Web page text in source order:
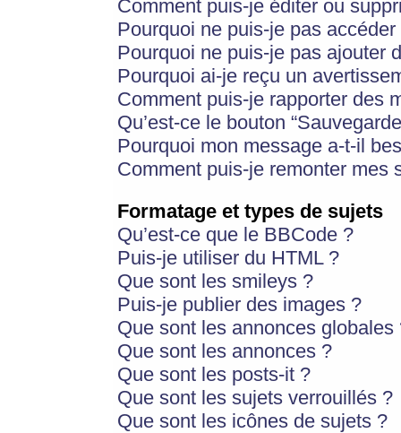
Comment puis-je éditer ou
Pourquoi ne puis-je pas
Pourquoi ne puis-je pas ajouter
Pourquoi ai-je reçu un
Comment puis-je rapporter des
Qu’est-ce le bouton
Pourquoi mon message a-t-il
Comment puis-je remonter mes
Formatage et types de sujets
Qu’est-ce que le BBCode ?
Puis-je utiliser du HTML ?
Que sont les smileys ?
Puis-je publier des images ?
Que sont les annonces globales
Que sont les annonces ?
Que sont les posts-it ?
Que sont les sujets verrouillés ?
Que sont les icônes de sujets ?